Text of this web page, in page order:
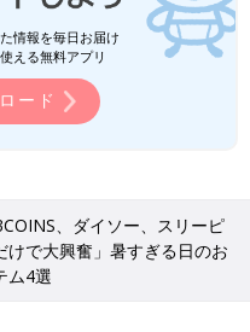
情報を毎日お届け
える無料アプリ
ード
、ダイソー、スリーピ
で大興奮」暑すぎる日のお
ム4選